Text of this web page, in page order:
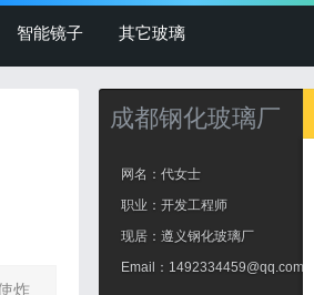
智能镜子 其它玻璃
炸
成都钢化玻璃厂
网名：代女士
职业：开发工程师
现居：遵义钢化玻璃厂
Email：1492334459@qq.com